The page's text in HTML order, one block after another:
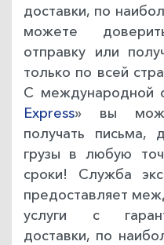
доставки, по
можете
отправку или
только по всей
С международной
Express» вы
получать письма,
грузы в любую
сроки! Служба
предоставляет
услуги с
доставки, по